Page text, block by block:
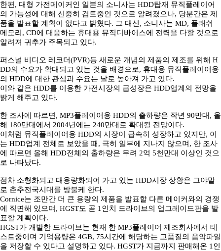
한편, 대형 가전메이커인 일본의 소니사는 HDD탑재 뮤직플레이어
의 가능성에 대해 신중히 검토중인 것으로 알려졌으나, 당분간은 제
품을 발표할 계획이 없다고 밝혔다. 그 대신, 소니사는 MD, 플래쉬
메모리, CD에 대응하는 휴대용 뮤직디바이스에 전력을 다할 것으로
알려져 귀추가 주목되고 있다.
퍼스널 비디오 레코더(PVR)등 새로운 개념의 제품의 제조를 위해 H
DD의 수요가 확대되고 있는 것을 배경으로, 휴대용 뮤직플레이어용
의 HDD에 대한 관심과 수요는 날로 높아져 가고 있다.
이와 같은 HDD를 이용한 가전시장의 급성장은 HDD업계의 전망을
밝게 해주고 있다.
한 조사에 따르면, MP3플레이어용 HDD의 출하량은 작년 90만대, 올
해 180만대에서 2004년에는 240만대로 확대될 전망이다.
이처럼 뮤직플레이어용 HDD의 시장이 급속히 성장하고 있지만, 이
는 HDD업계 전체로 보았을 때, 극히 일부에 지나지 않으며, 한 조사
에 따르면 올해 HDD전체의 출하량은 무려 2억 5천만대 이상인 것으
로 나타났다.
점차 소형화되고 대용량화되어 가고 있는 HDD시장 상황은 그야말
로 춘추전국시대를 방불케 한다.
Cornice는 조만간 더 큰 용량의 제품을 발표할 다른 메이커와의 경쟁
에 직면해 있으며, HGST도 곧 1인치 드라이브의 업그레이드판을 발
표할 계획이다.
HGST가 개발한 드라이브는 현재 한 MP3플레이어 제조회사에서 테
스트중이며 기억용량은 4GB, 75시간에 해당하는 고품질의 음악파일
을 저장할 수 있다고 설명하고 있다. HGST가 지금까지 판매해온 1인